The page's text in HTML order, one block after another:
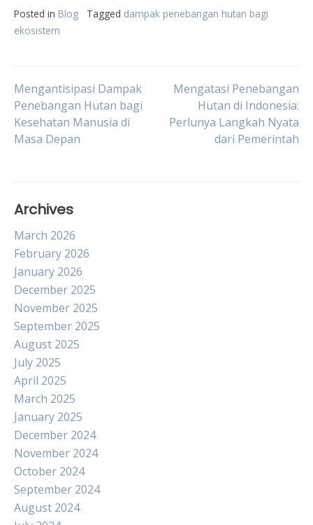
Posted in Blog Tagged dampak penebangan hutan bagi
ekosistem
Post
navigation
Mengantisipasi Dampak
Penebangan Hutan bagi
Kesehatan Manusia di
Masa Depan
Mengatasi Penebangan
Hutan di Indonesia:
Perlunya Langkah Nyata
dari Pemerintah
Archives
March 2026
February 2026
January 2026
December 2025
November 2025
September 2025
August 2025
July 2025
April 2025
March 2025
January 2025
December 2024
November 2024
October 2024
September 2024
August 2024